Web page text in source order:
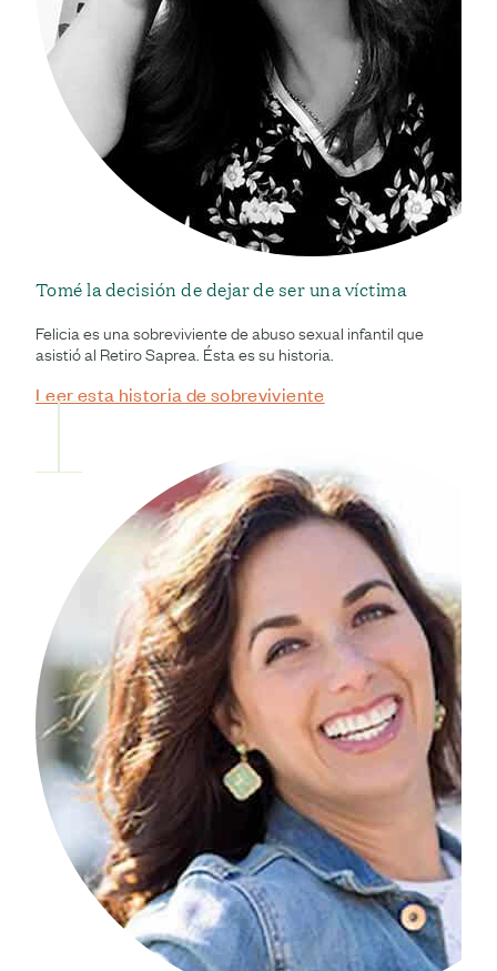
Tomé la decisión de dejar de ser una víctima
Felicia es una sobreviviente de abuso sexual infantil que
asistió al Retiro Saprea. Ésta es su historia.
Leer esta historia de sobreviviente